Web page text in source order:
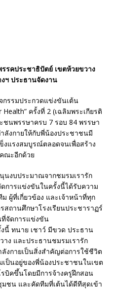
รคประชาธิปัตย์ เขตห้วยขวาง
ฯ ประธานจัดงาน
กรรมประกวดแข่งขันเต้น
ครั้งที่ 2 (เฉลิมพระเกียรติ
ชนพรรษาครบ 7 รอบ 84 พรรษา
ลังกายให้กับพี่น้องประชาชนมี
แรงสมบูรณ์ตลอดจนเพื่อสร้าง
ณะอีกด้วย
นงบประมาณจากชมรมเรารัก
การแข่งขันในครั้งนี้ได้รับความ
ผู้ที่เกี่ยวข้อง และเจ้าหน้าที่ทุก
สถานศึกษาโรงเรียนประชาราฏร์
ที่จัดการแข่งขัน
นี้ ทนาย เชาว์ มีขวด ประธาน
ง และประธานชมรมเรารัก
ลังกายเป็นสิ่งสำคัญต่อการใช้ชีวิต
ป็นอยู่ของพี่น้องประชาชนในเขต
บิคขึ้นโดยมีการจ้างครูฝึกสอน
ชน และคัดทีมที่เต้นได้ดีทีสุดเข้า